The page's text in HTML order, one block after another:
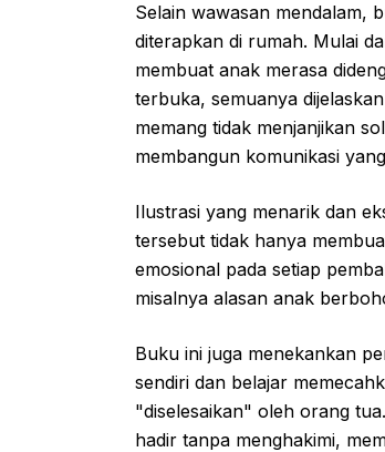
Selain wawasan mendalam,
diterapkan di rumah. Mulai
membuat anak merasa
terbuka, semuanya
memang tidak menjanjikan
membangun komunikasi
Ilustrasi yang menarik dan
tersebut tidak hanya
emosional pada setiap
misalnya alasan anak
Buku ini juga menekankan
sendiri dan belajar
"diselesaikan" oleh orang
hadir tanpa menghakimi,